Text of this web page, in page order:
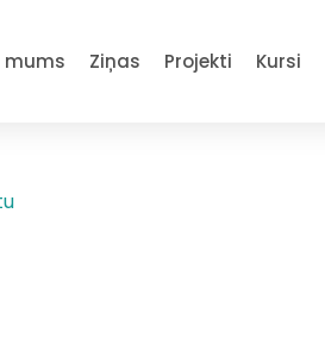
mums Ziņas Projekti Kursi